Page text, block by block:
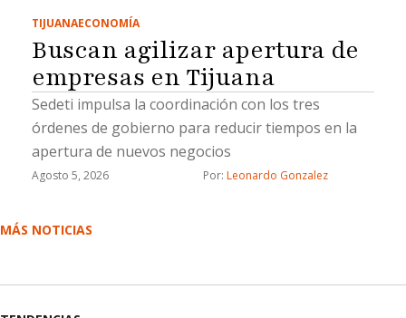
TIJUANAECONOMÍA
Buscan agilizar apertura de
empresas en Tijuana
Sedeti impulsa la coordinación con los tres
órdenes de gobierno para reducir tiempos en la
apertura de nuevos negocios
Agosto 5, 2026 Por: Leonardo Gonzalez
MÁS NOTICIAS